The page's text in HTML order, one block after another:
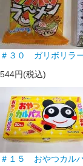
＃３０ ガリボリラ
544円(税込)
＃１５ おやつカルパ